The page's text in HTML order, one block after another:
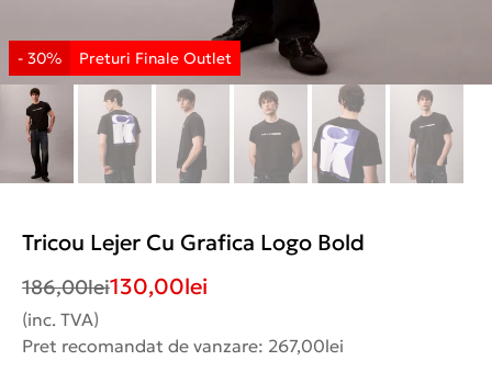
Tricou Lejer Cu Grafica Logo Bold
186,00lei130,00lei
(inc. TVA)
Pret recomandat de vanzare: 267,00lei